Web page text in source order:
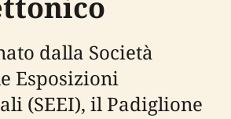
dalla Società
Esposizioni
(SEEI), il Padiglione